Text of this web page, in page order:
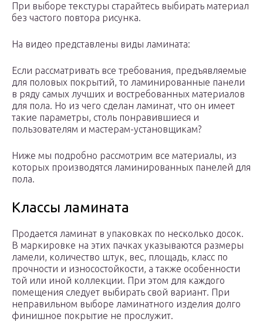
При выборе текстуры старайтесь выбирать материал
без частого повтора рисунка.
На видео представлены виды ламината:
Если рассматривать все требования, предъявляемые
для половых покрытий, то ламинированные панели
в ряду самых лучших и востребованных материалов
для пола. Но из чего сделан ламинат, что он имеет
такие параметры, столь понравившиеся и
пользователям и мастерам-установщикам?
Ниже мы подробно рассмотрим все материалы, из
которых производятся ламинированных панелей для
пола.
Классы ламината
Продается ламинат в упаковках по несколько досок.
В маркировке на этих пачках указываются размеры
ламели, количество штук, вес, площадь, класс по
прочности и износостойкости, а также особенности
той или иной коллекции. При этом для каждого
помещения следует выбирать свой вариант. При
неправильном выборе ламинатного изделия долго
финишное покрытие не прослужит.